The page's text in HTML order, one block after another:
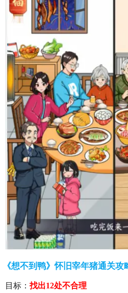
《想不到鸭》怀旧宰年猪通关攻
目标： 找出12处不合理